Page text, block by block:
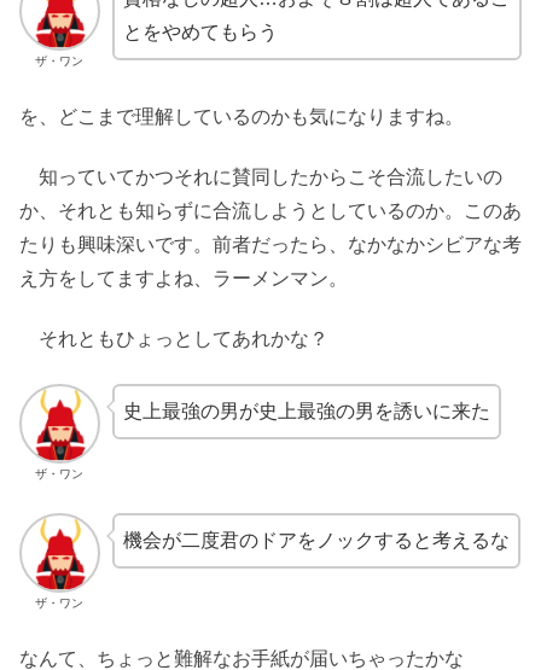
ザ・ワン
とをやめてもらう
を、どこまで理解しているのかも気になりますね。
知っていてかつそれに賛同したからこそ合流したいの
か、それとも知らずに合流しようとしているのか。このあ
たりも興味深いです。前者だったら、なかなかシビアな考
え方をしてますよね、ラーメンマン。
それともひょっとしてあれかな？
ザ・ワン
史上最強の男が史上最強の男を誘いに来た
ザ・ワン
機会が二度君のドアをノックすると考えるな
なんて、ちょっと難解なお手紙が届いちゃったかな